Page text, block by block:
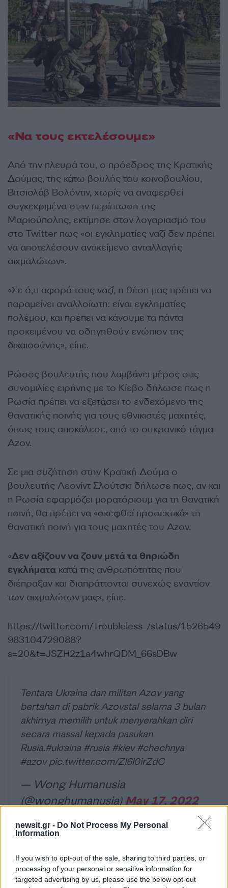
newsit.gr - Do Not Process My Personal
Information
If you wish to opt-out of the sale, sharing to third parties, or
processing of your personal or sensitive information for
targeted advertising by us, please use the below opt-out
«Να τους εκτελέσουμε»
Από την πλευρά του, ο πρόεδρος της Κρατικής
Δούμας, της κάτω βουλής του κοινοβουλίου,
Βιτσισλάβ Βολόντιν, χωρίς να αναφερθεί
συγκεκριμένα στην περίπτωση της
Μαριούπολης, εκτίμησε στον λογαριασμό του
στο Twitter πως «οι εγκληματίες ναζί δεν πρέπει
να αποτελέσουν αντικείμενο ανταλλαγής
αιχμαλώτων».
«Σε ό,τι αφορά τους ναζί, η θέση μας πρέπει να
παραμείνει αναλλοίωτη: είναι εγκληματίες
πολέμου, και πρέπει να κάνουμε τα πάντα
προκειμένου να οδηγηθούν ενώπιον της
δικαιοσύνης», είπε.
Ρώσος βουλευτής που λαμβάνει μέρος στις
συνομιλίες ειρήνης με το Κίεβο δήλωσε πως η
Ρωσία πρέπει να εξετάσει το ενδεχόμενο της
θανατικής ποινής για τους εθνικιστές μαχητές,
όπως τους αποκάλεσε, από το ουκρανικό τάγμα
Azov.
Σε μια συζήτηση στην Κρατική Δούμα ο
βουλευτής Λεονίντ Σλούτσκι δήλωσε πως, αν και
η Ρωσία εφαρμόζει μορατόριουμ για τη θανατική
ποινή, θα πρέπει να «σκεφθεί προσεκτικά» τη
θανατική ποινή για τους μαχητές του Azov.
«Δεν αξίζουν να ζουν μετά τα θηριώδη
εγκλήματα κατά της ανθρωπότητας που
διέπραξαν και διαπράττονται συνεχώς εναντίον
των αιχμαλώτων μας», είπε.
https://twitter.com/Troubleless_/status/1526549
983104729088?
s=20&t=JSZH2z1a4whrQDM_66sDBw
Tentara Ukraina dan militan Azov yang
bertahan di pabrik Azovstal selama 3 bulan
akhirnya memilih untuk menyerahkan diri
secara massal kepada pasukan
Rusia.#ukraina #rusia #kiev #chechnya
#azov pic.twitter.com/Zl6I0irZdC
— Wong Humanusia
(@wonghumanusia) May 17, 2022
Άμυνας της Ουκρανίας Γκάνα Μαλιάρ είχε
ανακοινώσει πως 264 Ουκρανοί μαχητές εκ των
οποίων 53 τραυματίες είχαν απομακρυνθεί από